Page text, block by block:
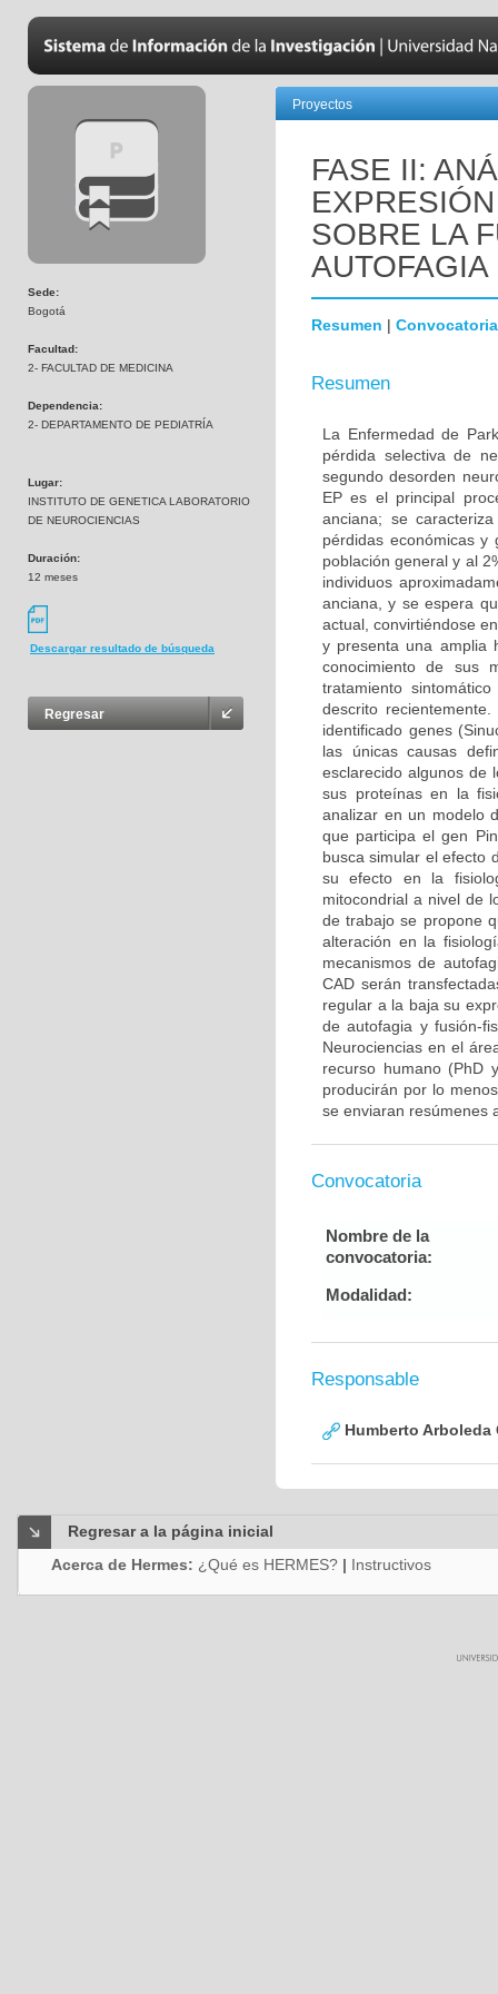
Sede:
Bogotá
Facultad:
2- FACULTAD DE MEDICINA
Dependencia:
2- DEPARTAMENTO DE PEDIATRÍA
Lugar:
INSTITUTO DE GENETICA LABORATORIO
DE NEUROCIENCIAS
Duración:
12 meses
Descargar resultado de búsqueda
Regresar
Proyectos
FASE II:
SOBRE LA
Resumen | Convocatoria
Resumen
La Enfermedad de
pérdida selectiva de
segundo desorden
EP es el principal
anciana; se
pérdidas económicas y
población general y al
individuos
anciana, y se espera
actual, convirtiéndose
y presenta una amplia
conocimiento de sus
tratamiento
descrito
identificado genes
las únicas causas
esclarecido algunos de
sus proteínas en la
analizar en un modelo
que participa el gen
busca simular el efecto
su efecto en la
mitocondrial a nivel de
de trabajo se propone
alteración en la
mecanismos de
CAD serán
regular a la baja su
de autofagia y fusión-
Neurociencias en el
recurso humano (PhD
producirán por lo
se enviaran resúmenes
Convocatoria
Nombre de la
convocatoria:
Modalidad:
Responsable
Humberto Arboleda
Regresar a la página inicial
Acerca de Hermes: ¿Qué es HERMES? | Instructivos